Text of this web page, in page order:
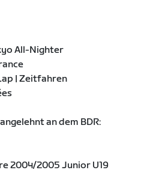
All-Nighter
| Zeitfahren
an dem BDR:
2004/2005 Junior U19